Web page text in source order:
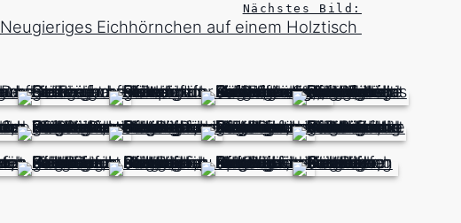
Nächstes Bild:
Neugieriges Eichhörnchen auf einem Holztisch